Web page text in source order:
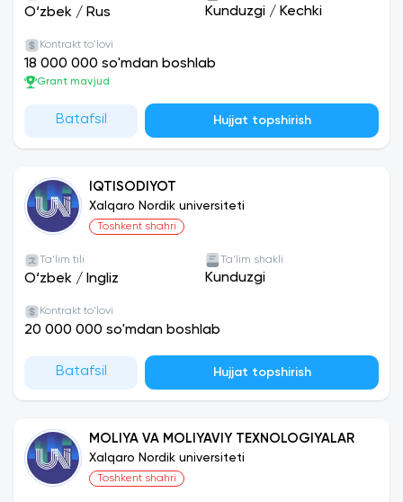
O‘zbek / Rus Kunduzgi / Kechki
Kontrakt to'lovi
18 000 000 so'mdan boshlab
Grant mavjud
Batafsil Hujjat topshirish
IQTISODIYOT
Xalqaro Nordik universiteti
Toshkent shahri
Ta'lim tili
O‘zbek / Ingliz
Ta'lim shakli
Kunduzgi
Kontrakt to'lovi
20 000 000 so'mdan boshlab
Batafsil Hujjat topshirish
MOLIYA VA MOLIYAVIY TEXNOLOGIYALAR
Xalqaro Nordik universiteti
Toshkent shahri